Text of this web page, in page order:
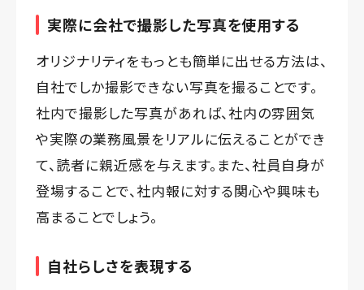
実際に会社で撮影した写真を使用する
オリジナリティをもっとも簡単に出せる方法は、
自社でしか撮影できない写真を撮ることです。
社内で撮影した写真があれば、社内の雰囲気
や実際の業務風景をリアルに伝えることができ
て、読者に親近感を与えます。また、社員自身が
登場することで、社内報に対する関心や興味も
高まることでしょう。
自社らしさを表現する